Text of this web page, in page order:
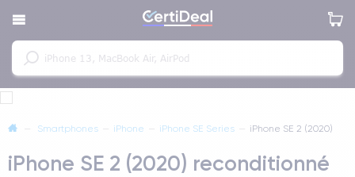
— Smartphones — iPhone — iPhone SE Series — iPhone SE 2 (2020)
iPhone SE 2 (2020) reconditionné